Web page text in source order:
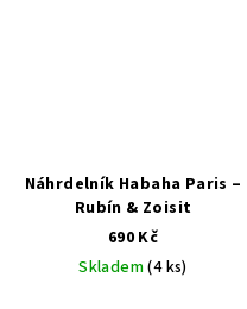
Náhrdelník Habaha Paris –
Rubín & Zoisit
690 Kč
Skladem(4 ks)